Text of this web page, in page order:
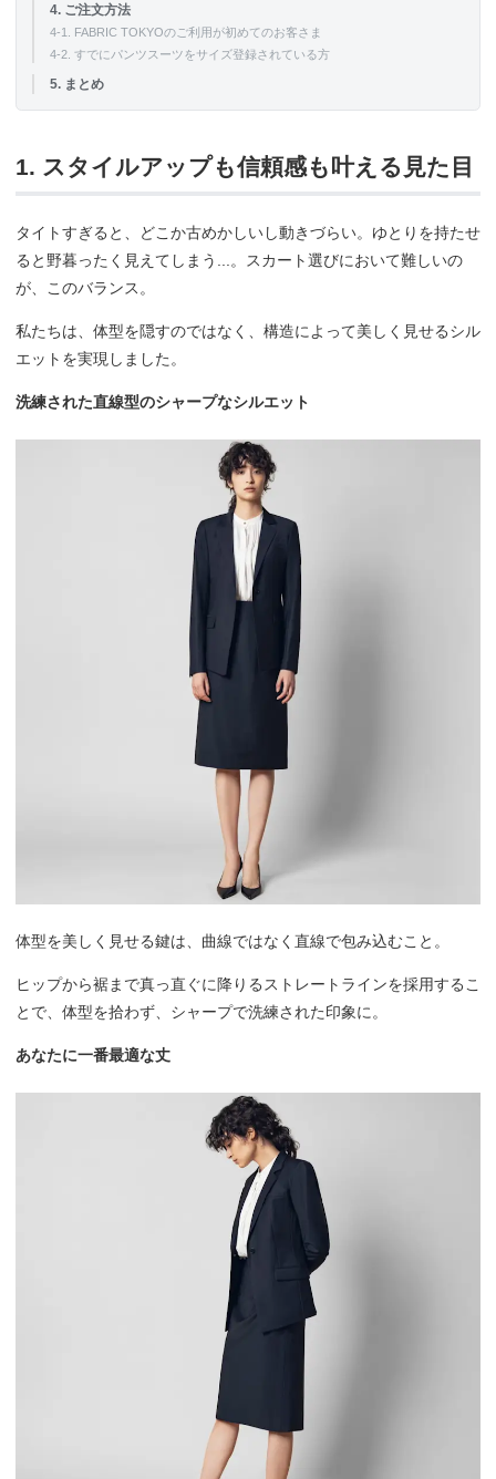
4. ご注文方法
4-1. FABRIC TOKYOのご利用が初めてのお客さま
4-2. すでにパンツスーツをサイズ登録されている方
5. まとめ
1. スタイルアップも信頼感も叶える見た目
タイトすぎると、どこか古めかしいし動きづらい。ゆとりを持たせ
ると野暮ったく見えてしまう...。スカート選びにおいて難しいの
が、このバランス。
私たちは、体型を隠すのではなく、構造によって美しく見せるシル
エットを実現しました。
洗練された直線型のシャープなシルエット
体型を美しく見せる鍵は、曲線ではなく直線で包み込むこと。
ヒップから裾まで真っ直ぐに降りるストレートラインを採用するこ
とで、体型を拾わず、シャープで洗練された印象に。
あなたに一番最適な丈